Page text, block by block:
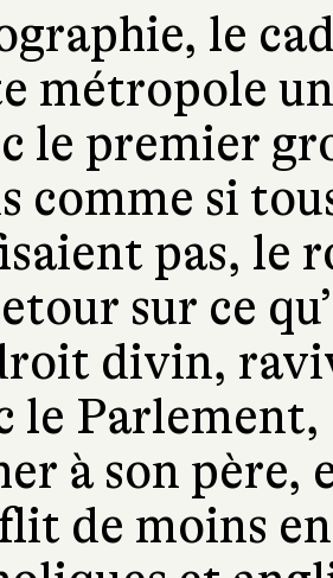
le
métropole
le premier
comme si
pas, le
sur ce
divin,
le
à son père,
de moins